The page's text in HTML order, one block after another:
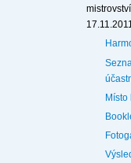
mistrovství
Místo